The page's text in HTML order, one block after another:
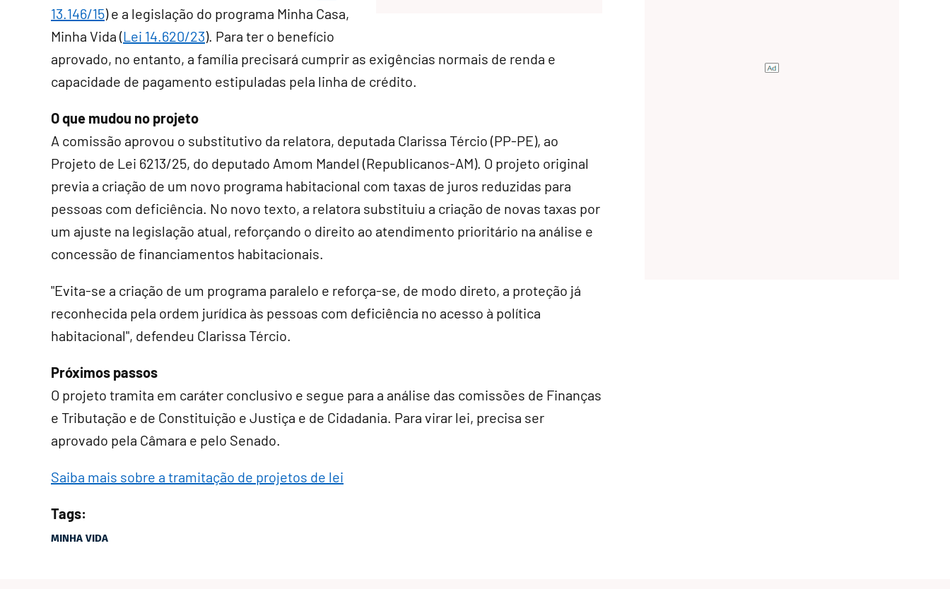
13.146/15) e a legislação do programa Minha Casa,
Minha Vida (Lei 14.620/23). Para ter o benefício
aprovado, no entanto, a família precisará cumprir as exigências normais de renda e
capacidade de pagamento estipuladas pela linha de crédito.
O que mudou no projeto
A comissão aprovou o substitutivo da relatora, deputada Clarissa Tércio (PP-PE), ao
Projeto de Lei 6213/25, do deputado Amom Mandel (Republicanos-AM). O projeto original
previa a criação de um novo programa habitacional com taxas de juros reduzidas para
pessoas com deficiência. No novo texto, a relatora substituiu a criação de novas taxas por
um ajuste na legislação atual, reforçando o direito ao atendimento prioritário na análise e
concessão de financiamentos habitacionais.
"Evita-se a criação de um programa paralelo e reforça-se, de modo direto, a proteção já
reconhecida pela ordem jurídica às pessoas com deficiência no acesso à política
habitacional", defendeu Clarissa Tércio.
Próximos passos
O projeto tramita em caráter conclusivo e segue para a análise das comissões de Finanças
e Tributação e de Constituição e Justiça e de Cidadania. Para virar lei, precisa ser
aprovado pela Câmara e pelo Senado.
Saiba mais sobre a tramitação de projetos de lei
Tags:
MINHA VIDA